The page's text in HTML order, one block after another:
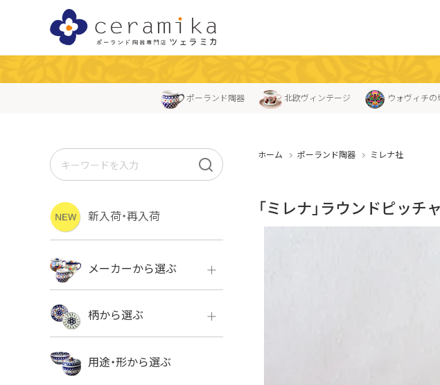
ポーランド陶器 北欧ヴィンテージ ウォヴィチの
ホーム ポーランド陶器 ミレナ社
「ミレナ」ラウンドピッチ
新入荷・再入荷
メーカーから選ぶ
ボレス
VENA
ミレナ
柄から選ぶ
ボレス
用途・形から選ぶ